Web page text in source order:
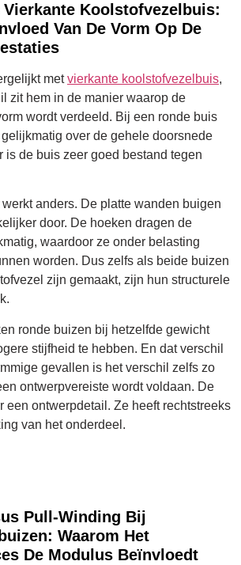
Vierkante Koolstofvezelbuis:
Van De Vorm Op De
metvierkante koolstofvezelbuis,
zit hem in de manier waarop de
wordt verdeeld. Bij een ronde buis
over de gehele doorsnede
is de buis zeer goed bestand tegen
anders. De platte wanden buigen
door. De hoeken dragen de
waardoor ze onder belasting
worden. Dus zelfs als beide buizen
zijn gemaakt, zijn hun structurele
ronde buizen bij hetzelfde gewicht
stijfheid te hebben. En dat verschil
gevallen is het verschil zelfs zo
ontwerpvereiste wordt voldaan. De
een ontwerpdetail. Ze heeft rechtstreeks
van het onderdeel.
Pull-Winding Bij
Waarom Het
De Modulus Beïnvloedt